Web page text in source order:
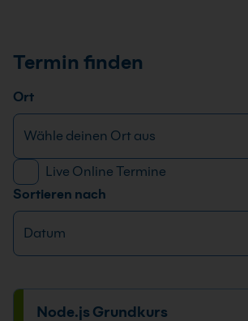
Termin finden
Ort
Live Online Termine
Sortieren nach
Node.js Grundkurs